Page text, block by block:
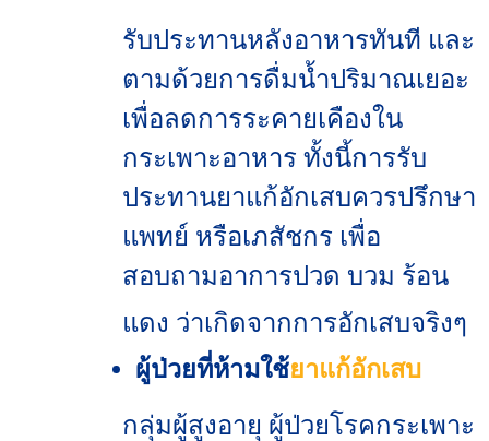
รับประทานหลังอาหารทันที และ
ตามด้วยการดื่มน้ำปริมาณเยอะ
เพื่อลดการระคายเคืองใน
กระเพาะอาหาร ทั้งนี้การรับ
ประทานยาแก้อักเสบควรปรึกษา
แพทย์ หรือเภสัชกร เพื่อ
สอบถามอาการปวด บวม ร้อน
แดง ว่าเกิดจากการอักเสบจริงๆ
ผู้ป่วยที่ห้ามใช้ยาแก้อักเสบ
กลุ่มผู้สูงอายุ ผู้ป่วยโรคกระเพาะ